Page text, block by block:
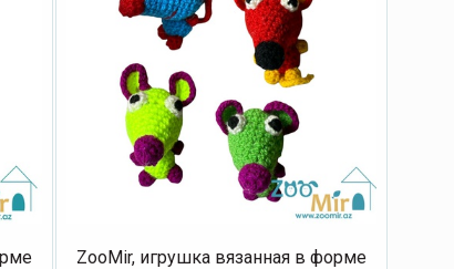
ZooMir, игрушка вязанная в форме